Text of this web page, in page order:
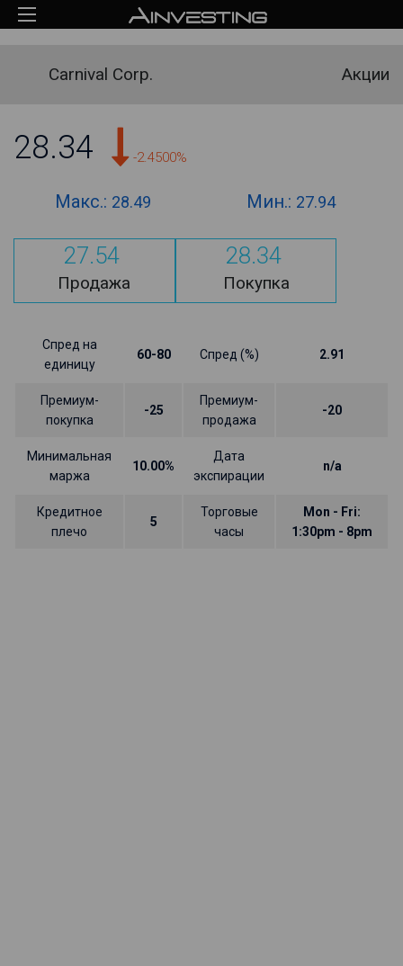
Carnival Corp. Акции
28.34 -2.4500%
Макс.: 28.49 Мин.: 27.94
27.54
Продажа
28.34
Покупка
Спред на
единицу
60-80 Спред (%) 2.91
Премиум-
покупка
-25
Премиум-
продажа
-20
Минимальная
маржа
10.00%
Дата
экспирации
n/a
Кредитное
плечо
5
Торговые
часы
Mon - Fri:
1:30pm - 8pm